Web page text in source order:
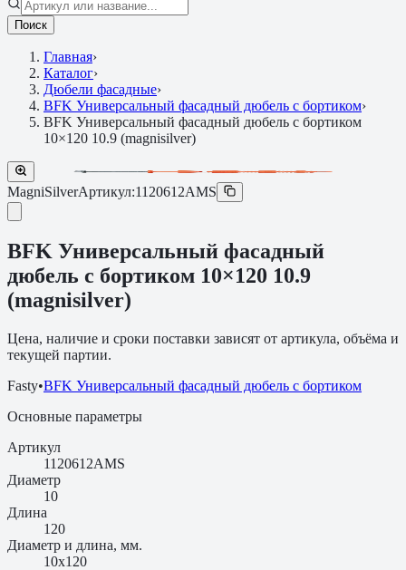
Поиск
Главная›
Каталог›
Дюбели фасадные›
BFK Универсальный фасадный дюбель с бортиком›
BFK Универсальный фасадный дюбель с бортиком
10×120 10.9 (magnisilver)
MagniSilverАртикул:1120612AMS
BFK Универсальный фасадный
дюбель с бортиком 10×120 10.9
(magnisilver)
Цена, наличие и сроки поставки зависят от артикула, объёма и
текущей партии.
Fasty•BFK Универсальный фасадный дюбель с бортиком
Основные параметры
Артикул
1120612AMS
Диаметр
10
Длина
120
Диаметр и длина, мм.
10х120